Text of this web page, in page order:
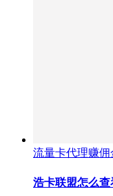
流量卡代理赚佣
浩卡联盟怎么